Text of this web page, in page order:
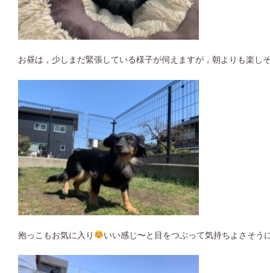
お昼は，少しまだ緊張している様子が伺えますが，朝よりも楽し
抱っこもお気に入り いい感じ〜と目をつぶって気持ちよさそう